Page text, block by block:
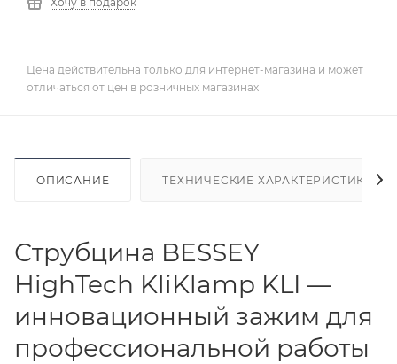
Цена действительна только для интернет-магазина и может
отличаться от цен в розничных магазинах
ОПИСАНИЕ ТЕХНИЧЕСКИЕ ХАРАКТЕРИСТИКИ
Струбцина BESSEY
HighTech KliKlamp KLI —
инновационный зажим для
профессиональной работы